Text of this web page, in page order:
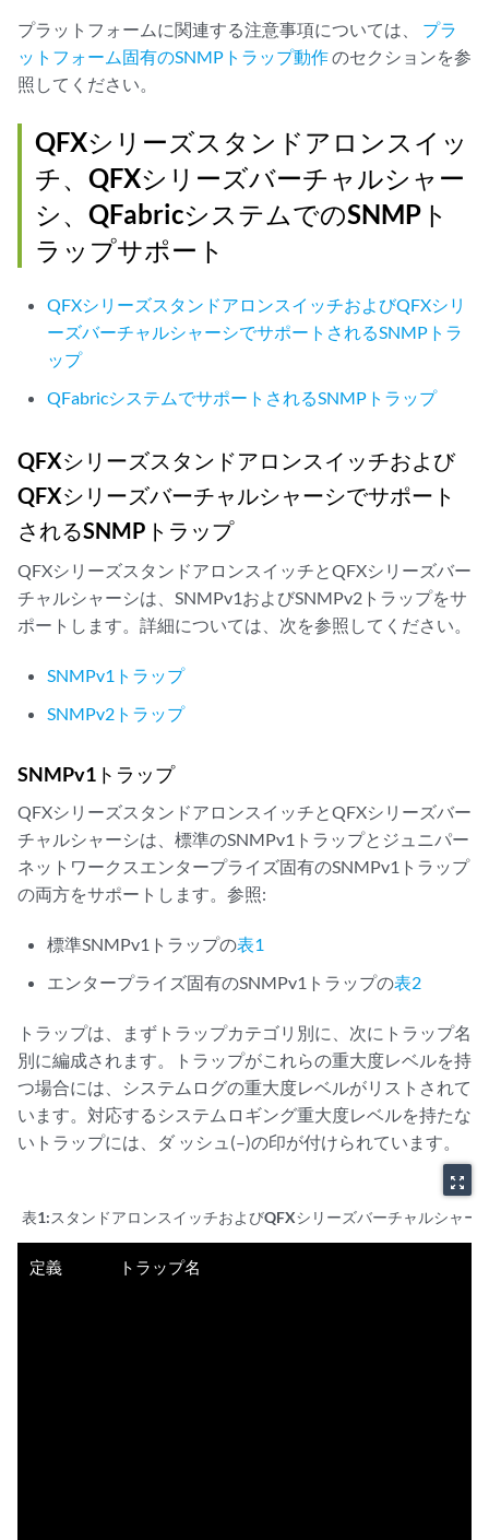
プラットフォームに関連する注意事項については、 プラ
ットフォーム固有のSNMPトラップ動作のセクションを参
照してください。
QFXシリーズスタンドアロンスイッ
チ、QFXシリーズバーチャルシャー
シ、QFabricシステムでのSNMPト
ラップサポート
QFXシリーズスタンドアロンスイッチおよびQFXシリ
ーズバーチャルシャーシでサポートされるSNMPトラ
ップ
QFabricシステムでサポートされるSNMPトラップ
QFXシリーズスタンドアロンスイッチおよび
QFXシリーズバーチャルシャーシでサポート
されるSNMPトラップ
QFXシリーズスタンドアロンスイッチとQFXシリーズバー
チャルシャーシは、SNMPv1およびSNMPv2トラップをサ
ポートします。詳細については、次を参照してください。
SNMPv1トラップ
SNMPv2トラップ
SNMPv1トラップ
QFXシリーズスタンドアロンスイッチとQFXシリーズバー
チャルシャーシは、標準のSNMPv1トラップとジュニパー
ネットワークスエンタープライズ固有のSNMPv1トラップ
の両方をサポートします。参照:
標準SNMPv1トラップの表1
エンタープライズ固有のSNMPv1トラップの表2
トラップは、まずトラップカテゴリ別に、次にトラップ名
別に編成されます。トラップがこれらの重大度レベルを持
つ場合には、システムログの重大度レベルがリストされて
います。対応するシステムロギング重大度レベルを持たな
いトラップには、ダ ッシュ(–)の印が付けられています。
zoom_out_map
表1:スタンドアロンスイッチおよびQFXシリーズバーチャルシャ
定義 トラップ名